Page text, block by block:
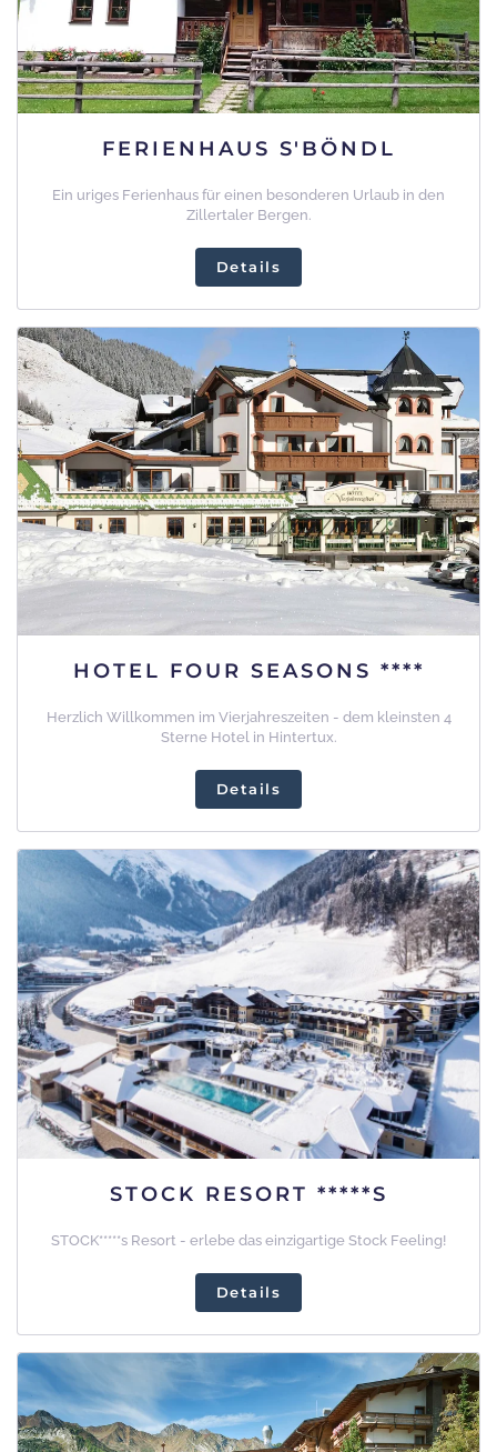
FERIENHAUS S'BÖNDL
Ein uriges Ferienhaus für einen besonderen Urlaub in den
Zillertaler Bergen.
Details
HOTEL FOUR SEASONS ****
Herzlich Willkommen im Vierjahreszeiten - dem kleinsten 4
Sterne Hotel in Hintertux.
Details
STOCK RESORT *****S
STOCK*****s Resort - erlebe das einzigartige Stock Feeling!
Details